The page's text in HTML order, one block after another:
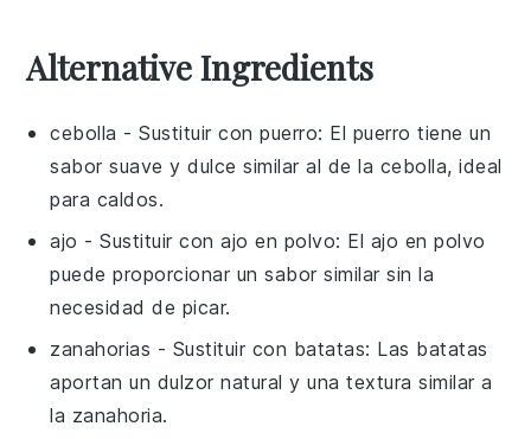
Alternative Ingredients
cebolla - Sustituir conpuerro: El puerro tiene un
sabor suave y dulce similar al de la cebolla, ideal
para caldos.
ajo - Sustituir conajo en polvo: El ajo en polvo
puede proporcionar un sabor similar sin la
necesidad de picar.
zanahorias - Sustituir con batatas: Las batatas
aportan un dulzor natural y una textura similar a
la zanahoria.